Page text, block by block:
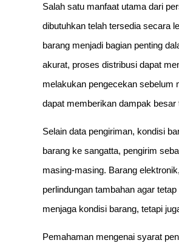
Salah satu manfaat utama dari
dibutuhkan telah tersedia secara
barang menjadi bagian penting
akurat, proses distribusi dapat
melakukan pengecekan sebelum
dapat memberikan dampak
Selain data pengiriman, kondisi
barang ke sangatta, pengirim
masing-masing. Barang
perlindungan tambahan agar
menjaga kondisi barang, tetapi
Pemahaman mengenai syarat